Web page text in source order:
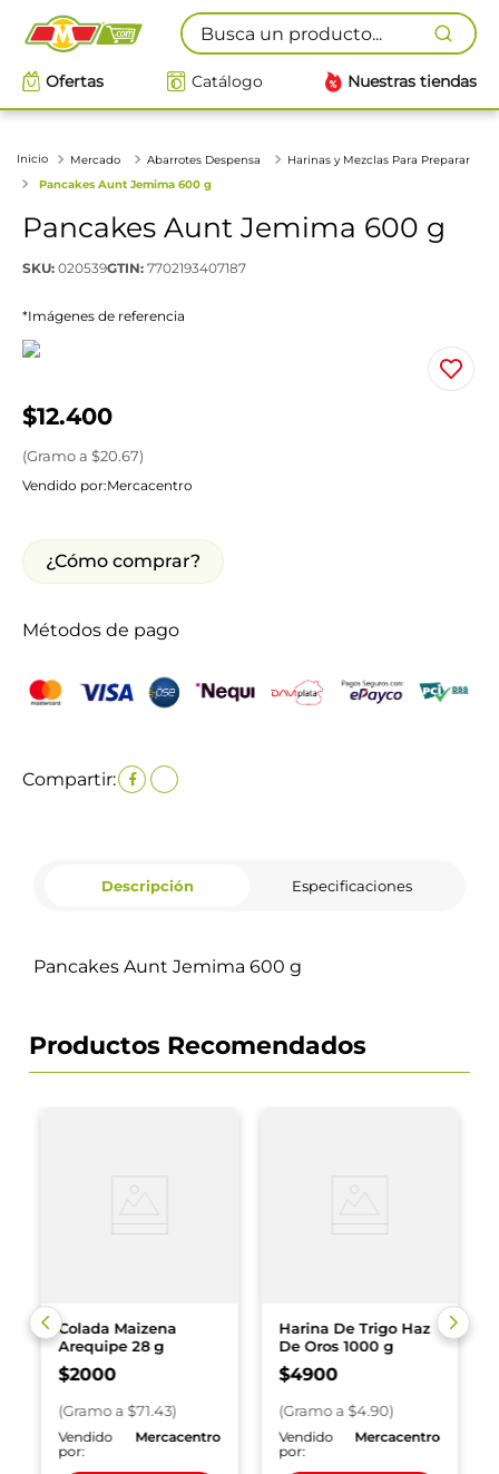
Busca un producto...
Ofertas Catálogo Nuestras tiendas
Mercado Abarrotes Despensa
Harinas y Mezclas Para Preparar
Pancakes Aunt Jemima 600 g
Pancakes Aunt Jemima 600 g
SKU: 020539GTIN: 7702193407187
*Imágenes de referencia
$12.400
(Gramoa $20.67)
Vendido por:Mercacentro
¿Cómo comprar?
Métodos de pago
Compartir:
Descripción Especificaciones
Pancakes Aunt Jemima 600 g
Productos Recomendados
Colada Maizena
Arequipe 28 g
$2000
(Gramoa $71.43)
Vendido
por:
Mercacentro
Harina De Trigo Haz
De Oros 1000 g
$4900
(Gramoa $4.90)
Vendido
por:
Mercacentro